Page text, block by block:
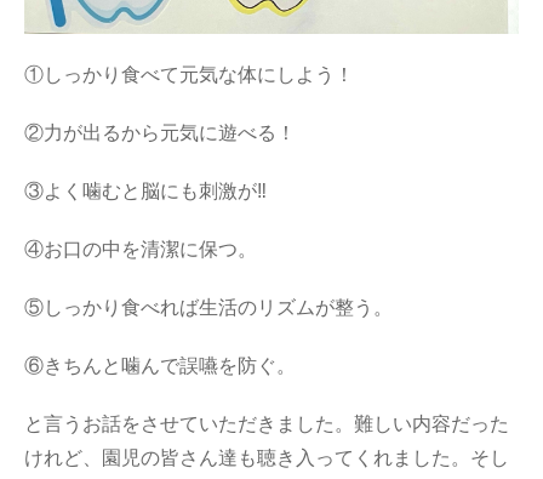
①しっかり食べて元気な体にしよう！
②力が出るから元気に遊べる！
③よく噛むと脳にも刺激が‼︎
④お口の中を清潔に保つ。
⑤しっかり食べれば生活のリズムが整う。
⑥きちんと噛んで誤嚥を防ぐ。
と言うお話をさせていただきました。難しい内容だった
けれど、園児の皆さん達も聴き入ってくれました。そし